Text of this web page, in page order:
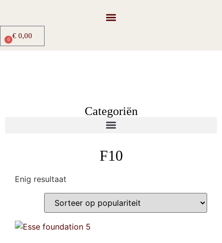
€ 0,00
0
Categoriën
F10
Enig resultaat